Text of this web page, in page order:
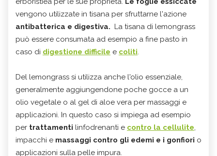
vengono utilizzate in tisana per sfruttarne l'azione
antibatterica e digestiva. La tisana di lemongrass
può essere consumata ad esempio a fine pasto in
caso di digestione difficile e coliti.
Del lemongrass si utilizza anche l'olio essenziale,
generalmente aggiungendone poche gocce a un
olio vegetale o al gel di aloe vera per massaggi e
applicazioni. In questo caso si impiega ad esempio
per trattamenti linfodrenanti e contro la cellulite,
impacchi e massaggi contro gli edemi e i gonfiori o
applicazioni sulla pelle impura.